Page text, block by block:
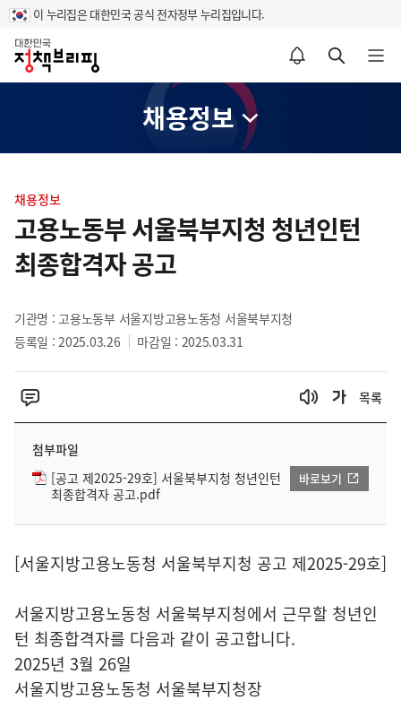
이 누리집은 대한민국 공식 전자정부 누리집입니다.
홈
알림설정 바로가기 검색 바로가기 메뉴 열기
채용정보
텐
츠
영
역
채용정보
고용노동부 서울북부지청 청년인턴
최종합격자 공고
기관명 : 고용노동부 서울지방고용노동청 서울북부지청
등록일 : 2025.03.26
마감일 : 2025.03.31
목록
첨부파일
[공고 제2025-29호] 서울북부지청 청년인턴
최종합격자 공고.pdf
바로보기
[서울지방고용노동청 서울북부지청 공고 제2025-29호]
서울지방고용노동청 서울북부지청에서 근무할 청년인
턴 최종합격자를 다음과 같이 공고합니다.
2025년 3월 26일
서울지방고용노동청 서울북부지청장